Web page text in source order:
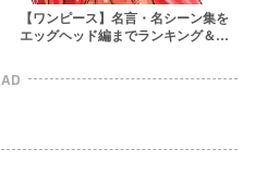
【ワンピース】名言・名シーン集を
エッグヘッド編までランキング＆時
AD